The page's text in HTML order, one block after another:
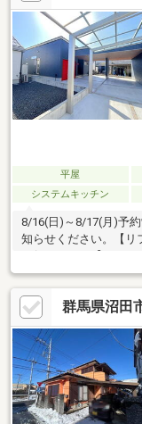
平屋
システムキッチン
8/16(日)～8/17(月)予
知らせください。【リ
宅。・各居室収納スペ
ど、お客様のご要望に
でもお気軽にご相談く
1400ｍ（徒歩18分）
レッセイ沼田栄町店
田バイパス店様まで約
群馬県沼田